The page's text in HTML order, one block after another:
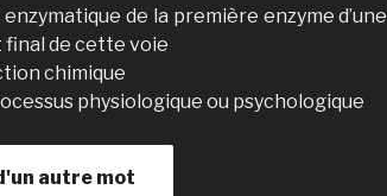
de la première enzyme d’une
final de cette voie
chimique
physiologique ou psychologique
autre mot